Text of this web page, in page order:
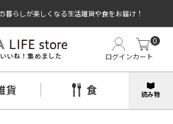
暮らしが楽しくなる生活雑貨や食をお届け！
いね！集めました ログインカート
0
貨 食 読み物